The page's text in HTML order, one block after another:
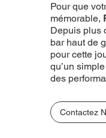
Pour que
mémorable,
Depuis plus
bar haut de
pour cette
qu’un
des
Contactez